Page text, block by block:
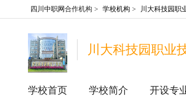
四川中职网 合作机构 > 学校机构 > 川大科技园职
川大科技园职业
学校首页 学校简介 开设专